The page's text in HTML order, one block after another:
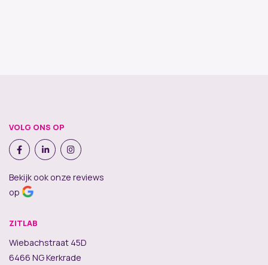
VOLG ONS OP
Bekijk ook onze reviews
op
ZITLAB
Wiebachstraat 45D
6466 NG Kerkrade